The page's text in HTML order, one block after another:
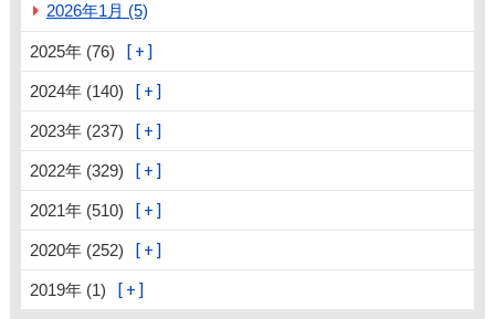
2026年1月 (5)
2025年 (76)
2024年 (140)
2023年 (237)
2022年 (329)
2021年 (510)
2020年 (252)
2019年 (1)